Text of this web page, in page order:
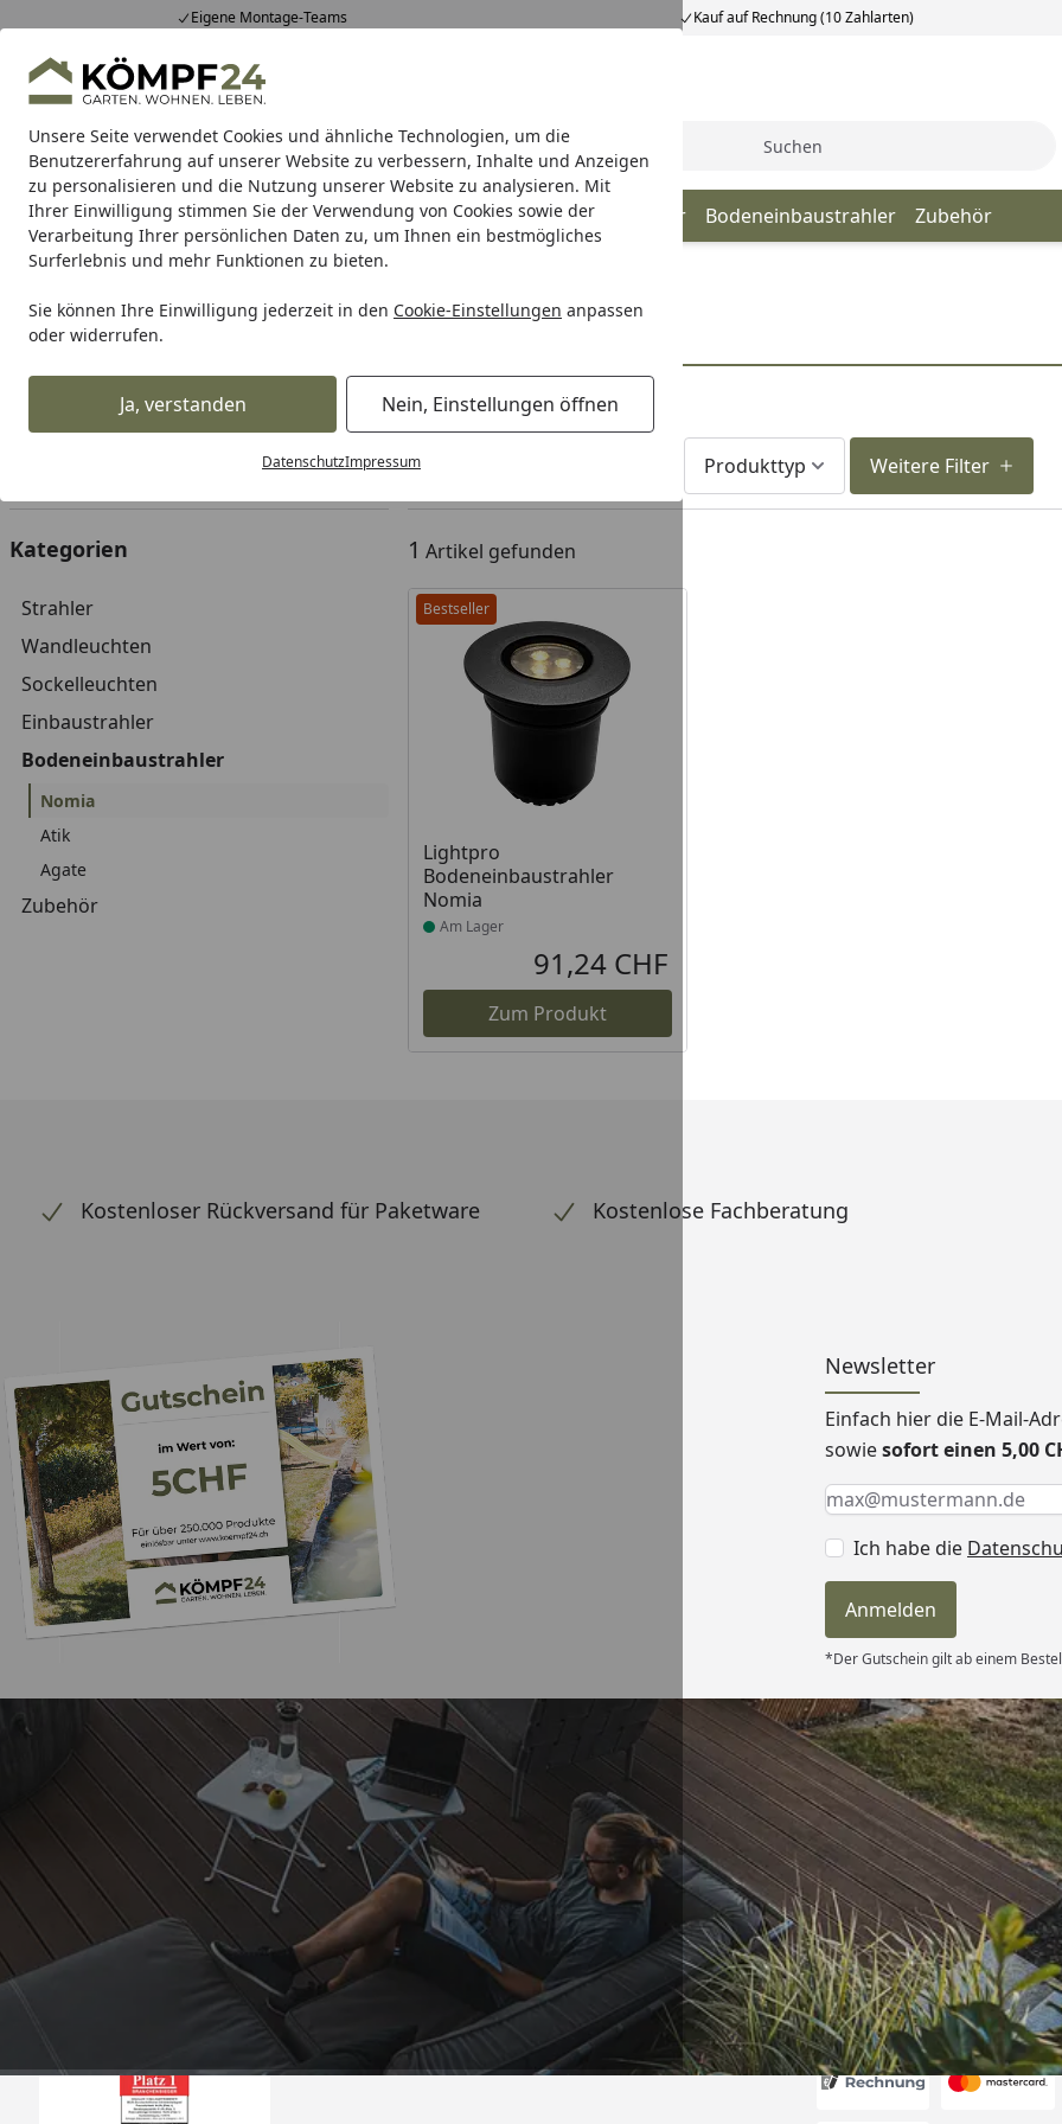
Unsere Seite verwendet Cookies und ähnliche Technologien, um die
Benutzererfahrung auf unserer Website zu verbessern, Inhalte und Anzeigen
zu personalisieren und die Nutzung unserer Website zu analysieren. Mit
Ihrer Einwilligung stimmen Sie der Verwendung von Cookies sowie der
Verarbeitung Ihrer persönlichen Daten zu, um Ihnen ein bestmögliches
Surferlebnis und mehr Funktionen zu bieten.
Sie können Ihre Einwilligung jederzeit in den Cookie-Einstellungen anpassen
oder widerrufen.
Ja, verstanden Nein, Einstellungen öffnen
DatenschutzImpressum
Eigene Montage-Teams Kauf auf Rechnung (10 Zahlarten)
Hotline0 71 588 01 81
Mo-Fr. 8-16 Uhr 25.957 Bewertungen
Alle Produkte
Alle ProdukteHighlights Tipps & Tricks Suche
Lightpro Strahler Wandleuchten Sockelleuchten Einbaustrahler Bodeneinbaustrahler Zubehör
Startseite
Lightpro Nomia
Ihre Artikelübersicht
Am Lager Sofort lieferbar Produkttyp Weitere Filter
Kategorien
Strahler
Wandleuchten
Sockelleuchten
Einbaustrahler
Bodeneinbaustrahler
Nomia
Atik
Agate
Zubehör
1 Artikel gefunden
Bestseller
Lightpro
Bodeneinbaustrahler
Nomia
Produkt am Lager
Am Lager
91,24 CHF
Zum Produkt
Kostenloser Rückversand für Paketware Kostenlose Fachberatung
Newsletter
Einfach hier die E-Mail-
sowiesofort einen 5,00
Keine Eingabe erforderlich
Eingabe erforderlich
E-Mail *
Ich habe die
Anmelden
*Der Gutschein gilt ab einem
Trusted Shops
4,81/ 5
25.957 Bewertungen
„- Retouren Bearbeitung wurde
umgehend erledigt“
04.08.2026
Versand
Akzeptierte